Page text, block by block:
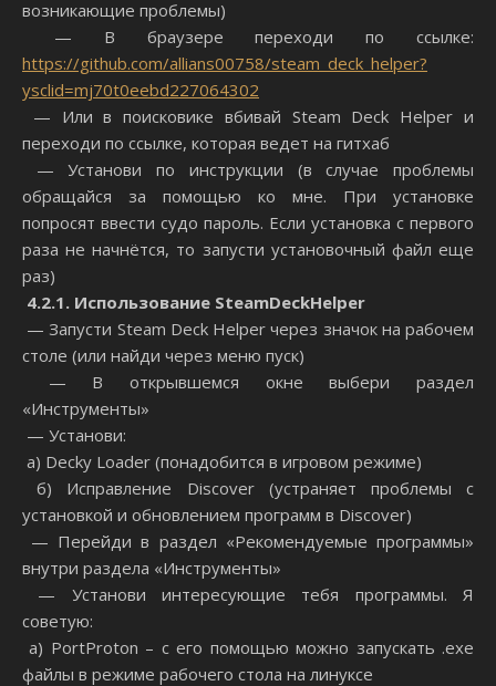
возникающие проблемы)
— В браузере переходи по ссылке:
https://github.com/allians00758/steam_deck_helper?
ysclid=mj70t0eebd227064302
— Или в поисковике вбивай Steam Deck Helper и
переходи по ссылке, которая ведет на гитхаб
— Установи по инструкции (в случае проблемы
обращайся за помощью ко мне. При установке
попросят ввести судо пароль. Если установка с первого
раза не начнётся, то запусти установочный файл еще
раз)
4.2.1. Использование SteamDeckHelper
— Запусти Steam Deck Helper через значок на рабочем
столе (или найди через меню пуск)
— В открывшемся окне выбери раздел
«Инструменты»
— Установи:
а) Decky Loader (понадобится в игровом режиме)
б) Исправление Discover (устраняет проблемы с
установкой и обновлением программ в Discover)
— Перейди в раздел «Рекомендуемые программы»
внутри раздела «Инструменты»
— Установи интересующие тебя программы. Я
советую:
а) PortProton – с его помощью можно запускать .exe
файлы в режиме рабочего стола на линуксе